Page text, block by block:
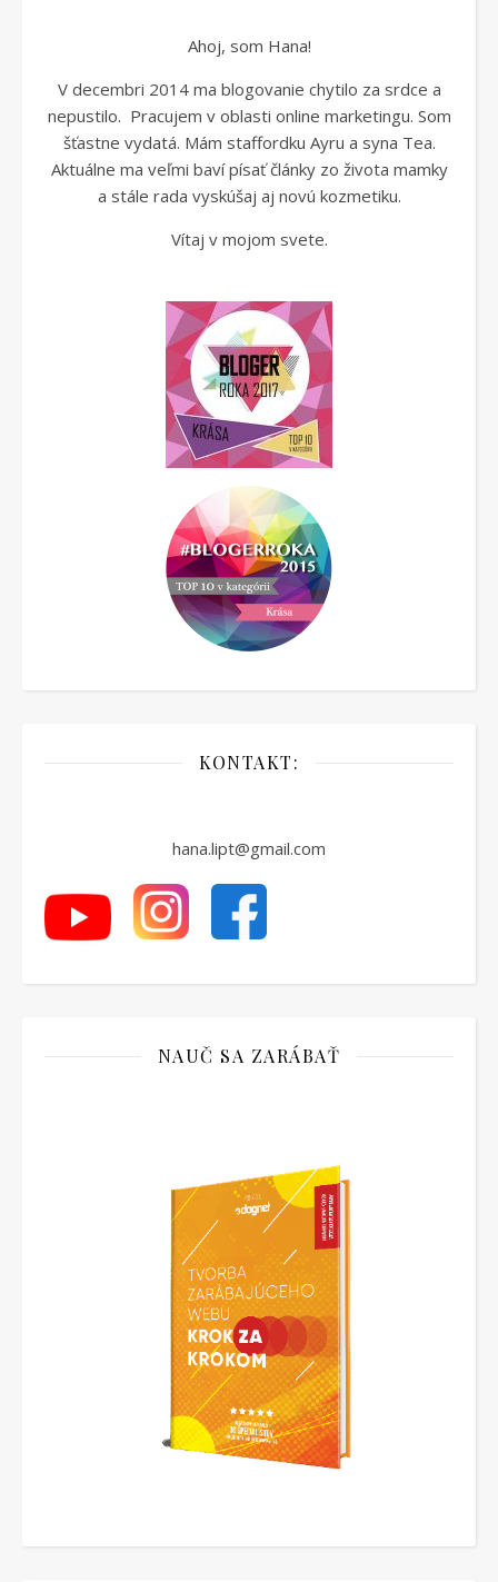
Ahoj, som Hana!
V decembri 2014 ma blogovanie chytilo za srdce a
nepustilo. Pracujem v oblasti online marketingu. Som
šťastne vydatá. Mám staffordku Ayru a syna Tea.
Aktuálne ma veľmi baví písať články zo života mamky
a stále rada vyskúšaj aj novú kozmetiku.
Vítaj v mojom svete.
KONTAKT:
hana.lipt@gmail.com
NAUČ SA ZARÁBAŤ